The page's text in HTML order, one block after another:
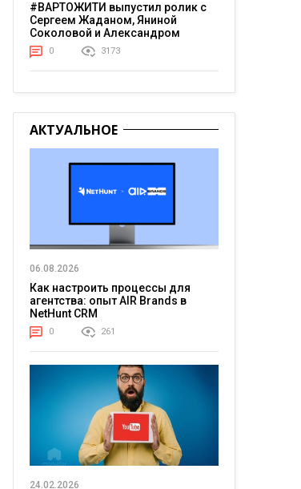
#ВАРТОЖИТИ выпустил ролик с
Сергеем Жаданом, Яниной
Соколовой и Александром
Тереном о жизни в постоянном
напряжении
0 3173
АКТУАЛЬНОЕ
06.08.2026
Как настроить процессы для
агентства: опыт AIR Brands в
NetHunt CRM
0 261
24.02.2026